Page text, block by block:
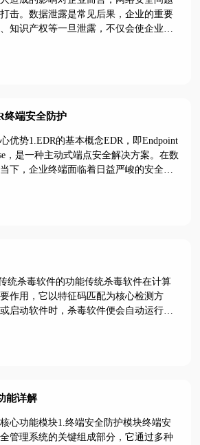
击。数据泄露是常见后果，企业的重要
知识产权等一旦泄露，不仅会使企业声
迫支付高额赎金，或承担数据恢复和修
终端安全防护
优势1.EDR的基本概念EDR，即Endpoint
，是一种主动式端点安全解决方案。在数
下，企业终端面临着日益严峻的安全挑
穷，传统安全防护手段难以有效应对。
统杀毒软件的功能传统杀毒软件在计算
作用，它以特征码匹配为核心检测方
启动软件时，杀毒软件便会自动运行，
为恶意软件并进行处理。它通常具备监
能详解
心功能模块1.终端安全防护模块终端安
管理系统的关键组成部分，它通过多种